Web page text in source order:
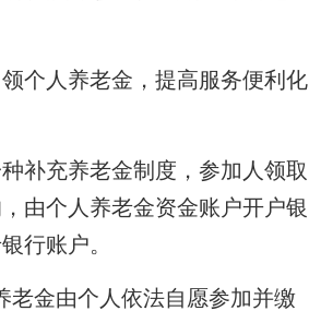
个人养老金，提高服务便利化
充养老金制度，参加人领取
由个人养老金资金账户开户银
行账户。
金由个人依法自愿参加并缴